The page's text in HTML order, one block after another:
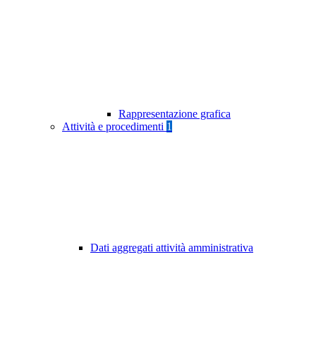
Rappresentazione grafica
Attività e procedimenti 1
Dati aggregati attività amministrativa